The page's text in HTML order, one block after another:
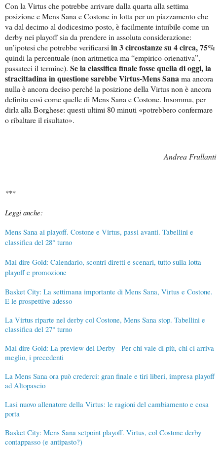
Con la Virtus che potrebbe arrivare dalla quarta alla settima
posizione e Mens Sana e Costone in lotta per un piazzamento che
va dal decimo al dodicesimo posto, è facilmente intuibile come un
derby nei playoff sia da prendere in assoluta considerazione:
un’ipotesi che potrebbe verificarsiin 3 circostanze su 4 circa, 75%
quindi la percentuale (non aritmetica ma “empirico-orienativa”,
passateci il termine). Se la classifica finale fosse quella di oggi, la
stracittadina in questione sarebbe Virtus-Mens Sanama ancora
nulla è ancora deciso perché la posizione della Virtus non è ancora
definita così come quelle di Mens Sana e Costone. Insomma, per
dirla alla Borghese: questi ultimi 80 minuti «potrebbero confermare
o ribaltare il risultato».
Andrea Frullanti
***
Leggi anche:
Mens Sana ai playoff. Costone e Virtus, passi avanti. Tabellini e
classifica del 28° turno
Mai dire Gold: Calendario, scontri diretti e scenari, tutto sulla lotta
playoff e promozione
Basket City: La settimana importante di Mens Sana, Virtus e Costone.
E le prospettive adesso
La Virtus riparte nel derby col Costone, Mens Sana stop. Tabellini e
classifica del 27° turno
Mai dire Gold: La preview del Derby - Per chi vale di più, chi ci arriva
meglio, i precedenti
La Mens Sana ora può crederci: gran finale e tiri liberi, impresa playoff
ad Altopascio
Lasi nuovo allenatore della Virtus: le ragioni del cambiamento e cosa
porta
Basket City: Mens Sana setpoint playoff. Virtus, col Costone derby
contappasso (e antipasto?)